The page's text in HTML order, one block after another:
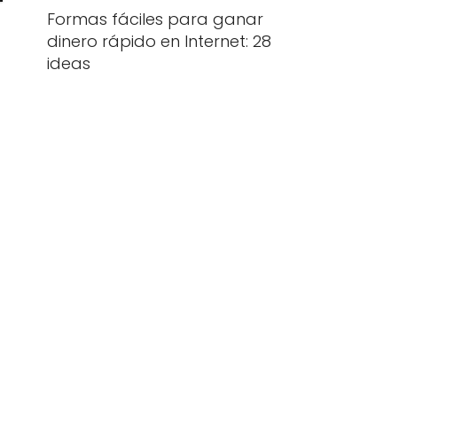
Formas fáciles para ganar
dinero rápido en Internet: 28
ideas